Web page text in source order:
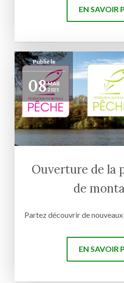
EN SAVOIR
Publié le
08MAR
2025
Ouverture de la
de
Partez découvrir de
EN SAVOIR